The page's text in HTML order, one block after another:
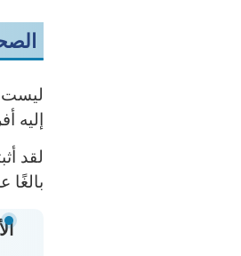
ليست
إليه
لقد
بالغًا